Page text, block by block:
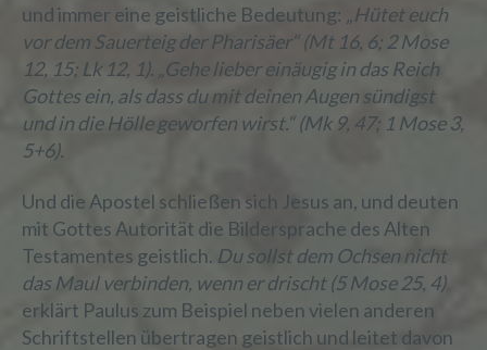
und immer eine geistliche Bedeutung: „Hütet euch
vor dem Sauerteig der Pharisäer“ (Mt 16, 6; 2 Mose
12, 15; Lk 12, 1). „Gehe lieber einäugig in das Reich
Gottes ein, als dass du mit deinen Augen sündigst
und in die Hölle geworfen wirst.“ (Mk 9, 47; 1 Mose 3,
5+6).
Und die Apostel schließen sich Jesus an, und deuten
mit Gottes Autorität die Bildersprache des Alten
Testamentes geistlich. Du sollst dem Ochsen nicht
das Maul verbinden, wenn er drischt (5 Mose 25, 4)
erklärt Paulus zum Beispiel neben vielen anderen
Schriftstellen übertragen geistlich und leitet davon